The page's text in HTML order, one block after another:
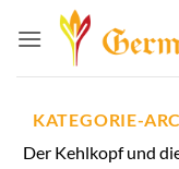
Inhalt
KATEGORIE-
Der Kehlkopf und